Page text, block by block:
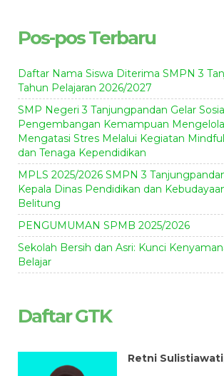
Pos-pos Terbaru
Daftar Nama Siswa Diterima SMPN 3
Tahun Pelajaran 2026/2027
SMP Negeri 3 Tanjungpandan Gelar
Pengembangan Kemampuan
Mengatasi Stres Melalui Kegiatan
dan Tenaga Kependidikan
MPLS 2025/2026 SMPN 3
Kepala Dinas Pendidikan dan
Belitung
PENGUMUMAN SPMB 2025/2026
Sekolah Bersih dan Asri: Kunci
Belajar
Daftar GTK
Retni